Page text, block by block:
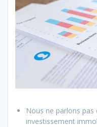
Nous ne parlons pas
investissement